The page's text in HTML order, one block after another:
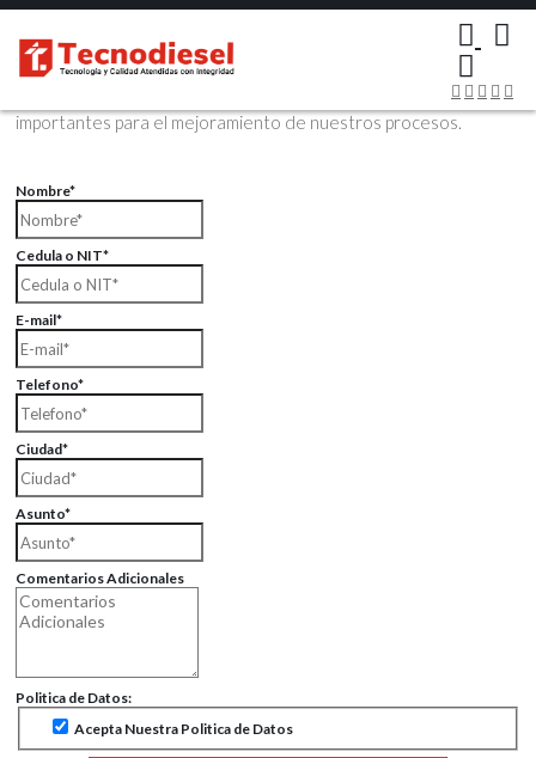
Contáctenos Vía Email
Envíenos sus datos con sus comentarios, sus opiniones son muy
importantes para el mejoramiento de nuestros procesos.
Nombre*
Cedula o NIT*
E-mail*
Telefono*
Ciudad*
Asunto*
Comentarios Adicionales
Politica de Datos:
Acepta Nuestra Politica de Datos